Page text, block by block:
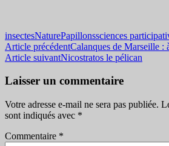
insectesNaturePapillonssciences
Navigation
des
articles
Article précédentCalanques de Marseille :
Article suivantNicostratos le pélican
Laisser un commentaire
Votre adresse e-mail ne sera pas publiée.
sont indiqués avec *
Commentaire *